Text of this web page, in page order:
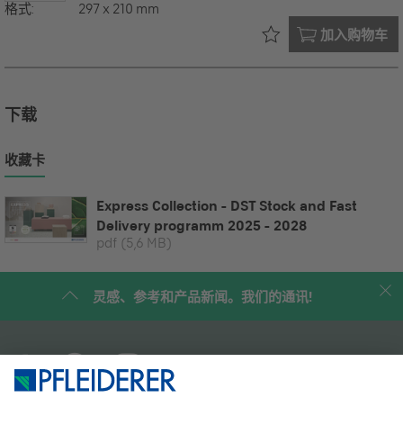
格式: 297 x 210 mm
加入购物车
已在您的
下载
收藏卡
Express Collection - DST Stock and Fast
Delivery programm 2025 - 2028
pdf (5,6 MB)
灵感、参考和产品新闻。我们的通讯!